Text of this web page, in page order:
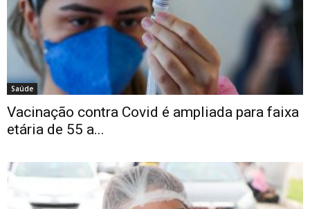
Saúde
Vacinação contra Covid é ampliada para faixa
etária de 55 a...